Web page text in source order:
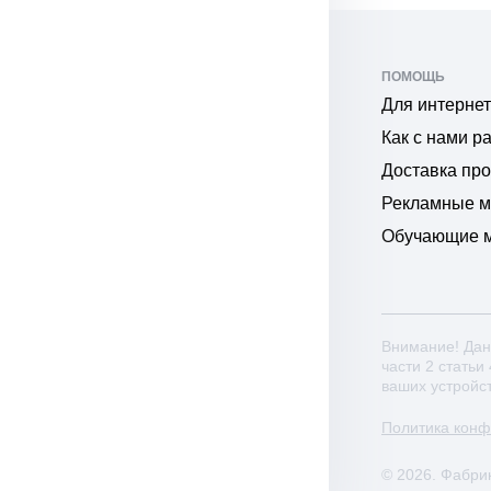
ПОМОЩЬ
Для
Как с нами
Доставка
Рекламные
Обучающие
Внимание!
части 2
ваших
Политика
© 2026.